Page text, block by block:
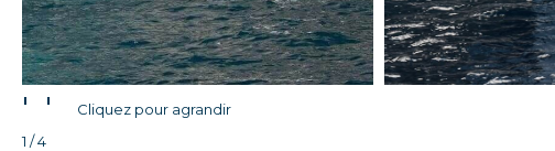
' '
Cliquez pour agrandir
1 / 4